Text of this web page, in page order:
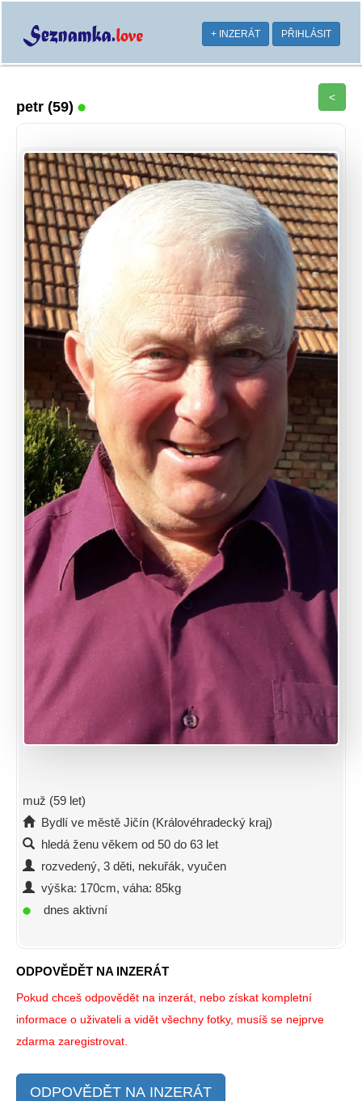
+ INZERÁT PŘIHLÁSIT
petr (59)
<
muž (59 let)
Bydlí ve městě Jičín (Královéhradecký kraj)
hledá ženu věkem od 50 do 63 let
rozvedený, 3 děti, nekuřák, vyučen
výška: 170cm, váha: 85kg
dnes aktivní
ODPOVĚDĚT NA INZERÁT
Pokud chceš odpovědět na inzerát, nebo získat kompletní
informace o uživateli a vidět všechny fotky, musíš se nejprve
zdarma zaregistrovat.
ODPOVĚDĚT NA INZERÁT